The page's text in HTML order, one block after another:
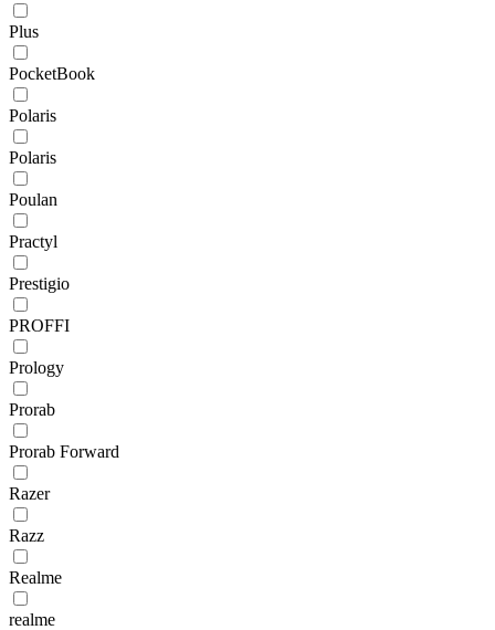
Plus
PocketBook
Polaris
Polaris
Poulan
Practyl
Prestigio
PROFFI
Prology
Prorab
Prorab Forward
Razer
Razz
Realme
realme